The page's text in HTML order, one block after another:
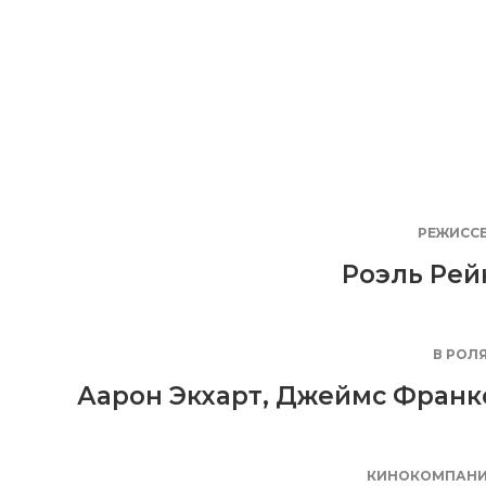
Роэль
В
Аарон Экхарт, Джеймс